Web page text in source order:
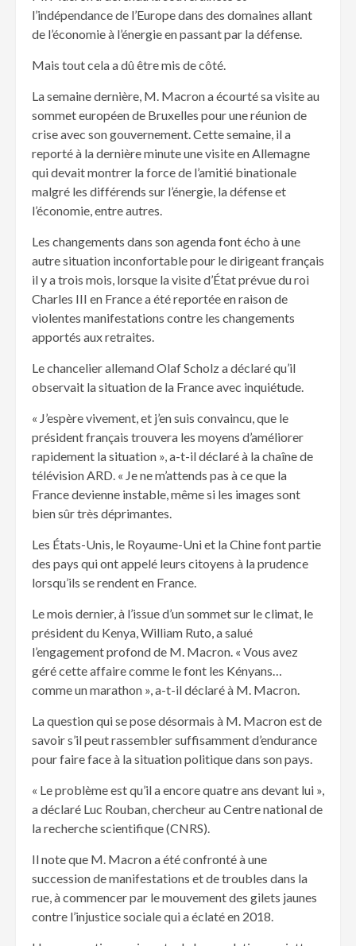
l’indépendance de l’Europe dans des domaines allant
de l’économie à l’énergie en passant par la défense.
Mais tout cela a dû être mis de côté.
La semaine dernière, M. Macron a écourté sa visite au
sommet européen de Bruxelles pour une réunion de
crise avec son gouvernement. Cette semaine, il a
reporté à la dernière minute une visite en Allemagne
qui devait montrer la force de l’amitié binationale
malgré les différends sur l’énergie, la défense et
l’économie, entre autres.
Les changements dans son agenda font écho à une
autre situation inconfortable pour le dirigeant français
il y a trois mois, lorsque la visite d’État prévue du roi
Charles III en France a été reportée en raison de
violentes manifestations contre les changements
apportés aux retraites.
Le chancelier allemand Olaf Scholz a déclaré qu’il
observait la situation de la France avec inquiétude.
« J’espère vivement, et j’en suis convaincu, que le
président français trouvera les moyens d’améliorer
rapidement la situation », a-t-il déclaré à la chaîne de
télévision ARD. « Je ne m’attends pas à ce que la
France devienne instable, même si les images sont
bien sûr très déprimantes.
Les États-Unis, le Royaume-Uni et la Chine font partie
des pays qui ont appelé leurs citoyens à la prudence
lorsqu’ils se rendent en France.
Le mois dernier, à l’issue d’un sommet sur le climat, le
président du Kenya, William Ruto, a salué
l’engagement profond de M. Macron. « Vous avez
géré cette affaire comme le font les Kényans…
comme un marathon », a-t-il déclaré à M. Macron.
La question qui se pose désormais à M. Macron est de
savoir s’il peut rassembler suffisamment d’endurance
pour faire face à la situation politique dans son pays.
« Le problème est qu’il a encore quatre ans devant lui »,
a déclaré Luc Rouban, chercheur au Centre national de
la recherche scientifique (CNRS).
Il note que M. Macron a été confronté à une
succession de manifestations et de troubles dans la
rue, à commencer par le mouvement des gilets jaunes
contre l’injustice sociale qui a éclaté en 2018.